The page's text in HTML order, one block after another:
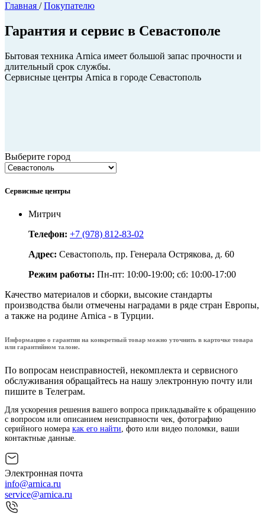
Главная / Покупателю
Гарантия и сервис в Севастополе
Бытовая техника Arnica имеет большой запас прочности и
длительный срок службы.
Сервисные центры Arnica в городе Севастополь
Выберите город
Сервисные центры
Митрич
Телефон: +7 (978) 812-83-02
Адрес: Севастополь, пр. Генерала Острякова, д. 60
Режим работы: Пн-пт: 10:00-19:00; сб: 10:00-17:00
Качество материалов и сборки, высокие стандарты
производства были отмечены наградами в ряде стран Европы,
а также на родине Arnica - в Турции.
Информацию о гарантии на конкретный товар можно уточнить в карточке товара
или гарантийном талоне.
По вопросам неисправностей, некомплекта и сервисного
обслуживания обращайтесь на нашу электронную почту или
пишите в Телеграм.
Для ускорения решения вашего вопроса прикладывайте к обращению
с вопросом или описанием неисправности чек, фотографию
серийного номера как его найти, фото или видео поломки, ваши
контактные данные.
Электронная почта
info@arnica.ru
service@arnica.ru